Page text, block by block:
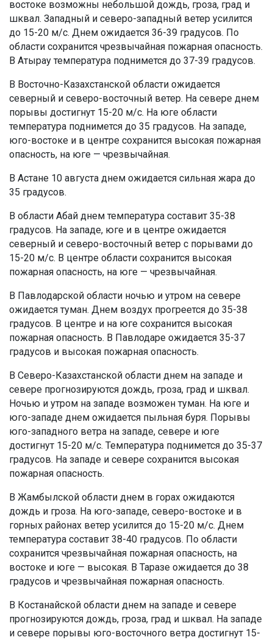
востоке возможны небольшой дождь, гроза, град и
шквал. Западный и северо-западный ветер усилится
до 15-20 м/с. Днем ожидается 36-39 градусов. По
области сохранится чрезвычайная пожарная опасность.
В Атырау температура поднимется до 37-39 градусов.
В Восточно-Казахстанской области ожидается
северный и северо-восточный ветер. На севере днем
порывы достигнут 15-20 м/с. На юге области
температура поднимется до 35 градусов. На западе,
юго-востоке и в центре сохранится высокая пожарная
опасность, на юге — чрезвычайная.
В Астане 10 августа днем ожидается сильная жара до
35 градусов.
В области Абай днем температура составит 35-38
градусов. На западе, юге и в центре ожидается
северный и северо-восточный ветер с порывами до
15-20 м/с. В центре области сохранится высокая
пожарная опасность, на юге — чрезвычайная.
В Павлодарской области ночью и утром на севере
ожидается туман. Днем воздух прогреется до 35-38
градусов. В центре и на юге сохранится высокая
пожарная опасность. В Павлодаре ожидается 35-37
градусов и высокая пожарная опасность.
В Северо-Казахстанской области днем на западе и
севере прогнозируются дождь, гроза, град и шквал.
Ночью и утром на западе возможен туман. На юге и
юго-западе днем ожидается пыльная буря. Порывы
юго-западного ветра на западе, севере и юге
достигнут 15-20 м/с. Температура поднимется до 35-37
градусов. На западе и севере сохранится высокая
пожарная опасность.
В Жамбылской области днем в горах ожидаются
дождь и гроза. На юго-западе, северо-востоке и в
горных районах ветер усилится до 15-20 м/с. Днем
температура составит 38-40 градусов. По области
сохранится чрезвычайная пожарная опасность, на
востоке и юге — высокая. В Таразе ожидается до 38
градусов и чрезвычайная пожарная опасность.
В Костанайской области днем на западе и севере
прогнозируются дождь, гроза, град и шквал. На западе
и севере порывы юго-восточного ветра достигнут 15-